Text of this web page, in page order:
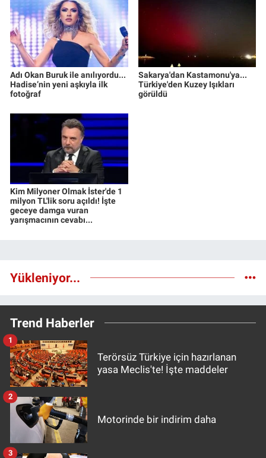
Adı Okan Buruk ile anılıyordu...
Hadise’nin yeni aşkıyla ilk
fotoğraf
Sakarya'dan Kastamonu'ya...
Türkiye'den Kuzey Işıkları
görüldü
Kim Milyoner Olmak İster'de 1
milyon TL'lik soru açıldı! İşte
geceye damga vuran
yarışmacının cevabı...
Yükleniyor...
Trend Haberler
Terörsüz Türkiye için hazırlanan
yasa Meclis'te! İşte maddeler
1
Motorinde bir indirim daha
2
3